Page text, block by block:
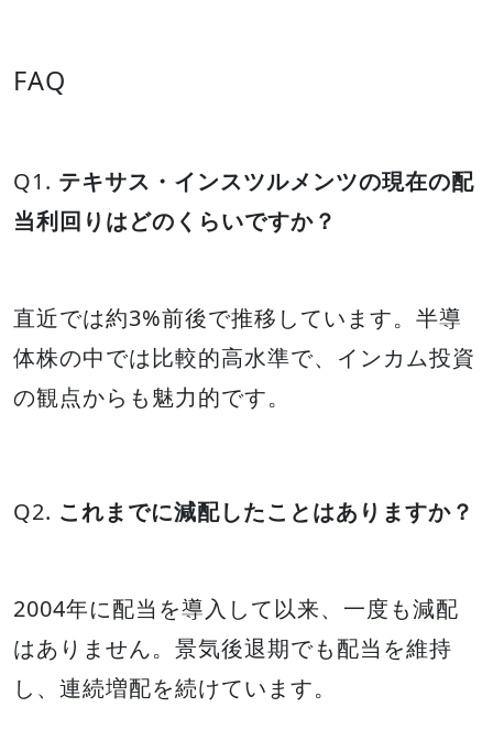
FAQ
Q1. テキサス・インスツルメンツの現在の配
当利回りはどのくらいですか？
直近では約3%前後で推移しています。半導
体株の中では比較的高水準で、インカム投資
の観点からも魅力的です。
Q2. これまでに減配したことはありますか？
2004年に配当を導入して以来、一度も減配
はありません。景気後退期でも配当を維持
し、連続増配を続けています。